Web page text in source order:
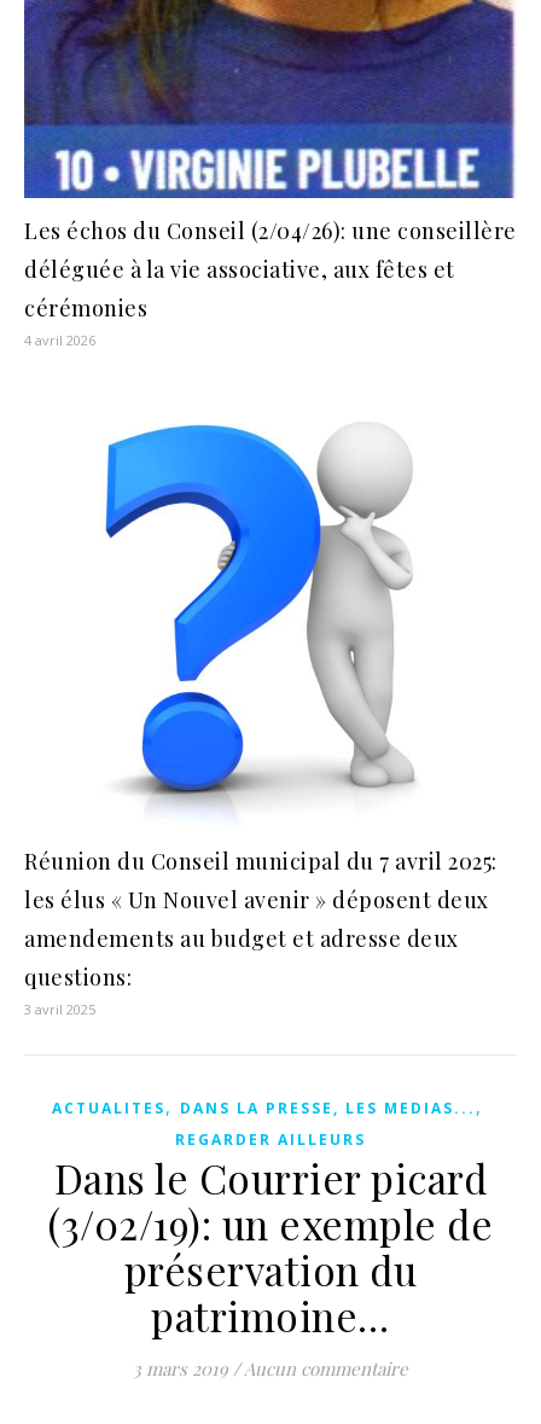
Les échos du Conseil (2/04/26): une conseillère
déléguée à la vie associative, aux fêtes et
cérémonies
4 avril 2026
Réunion du Conseil municipal du 7 avril 2025:
les élus « Un Nouvel avenir » déposent deux
amendements au budget et adresse deux
questions:
3 avril 2025
ACTUALITES, DANS LA PRESSE, LES MEDIAS... ,
REGARDER AILLEURS
Dans le Courrier picard
(3/02/19): un exemple de
préservation du
patrimoine…
3 mars 2019 / Aucun commentaire